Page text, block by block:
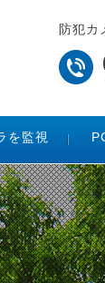
防犯カ
を監視